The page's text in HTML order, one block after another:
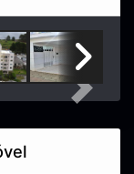
Next